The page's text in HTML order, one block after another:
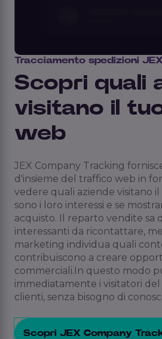
Tracciamento spedizioni
Scopri quali
visitano il
web
JEX Company Tracking
d'insieme del traffico web in
vedere quali aziende visitano
sono i loro interessi e se
acquisto. Il reparto vendite sa
interessanti da ricontattare,
marketing individua quali
contribuiscono a creare
commerciali. In questo modo
immediatamente i visitatori
clienti, senza bisogno di
Scopri JEX Company